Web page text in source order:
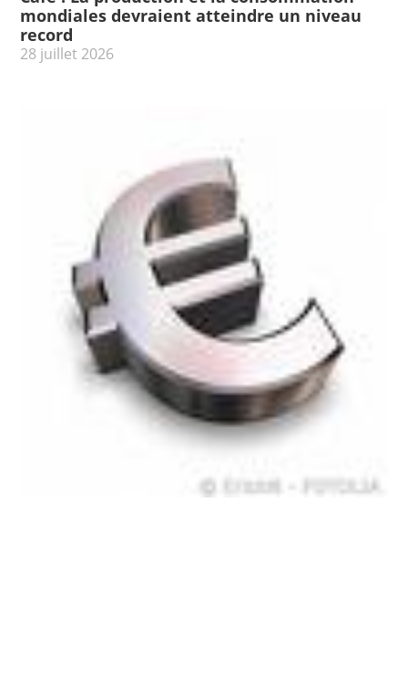
mondiales devraient atteindre un niveau
record
28 juillet 2026